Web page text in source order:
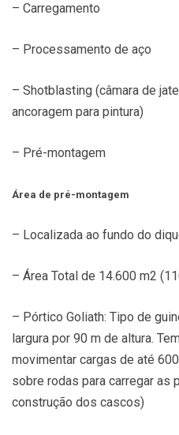
– Carregamento
– Processamento de aço
– Shotblasting (câmara de
ancoragem para pintura)
– Pré-montagem
Área de pré-montagem
– Localizada ao fundo do
– Área Total de 14.600 m2
– Pórtico Goliath: Tipo de
largura por 90 m de altura.
movimentar cargas de até
sobre rodas para carregar as
construção dos cascos)